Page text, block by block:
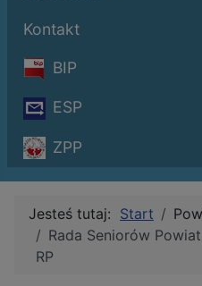
Kontakt
BIP
ESP
ZPP
Jesteś tutaj: Start
Rada Seniorów
RP